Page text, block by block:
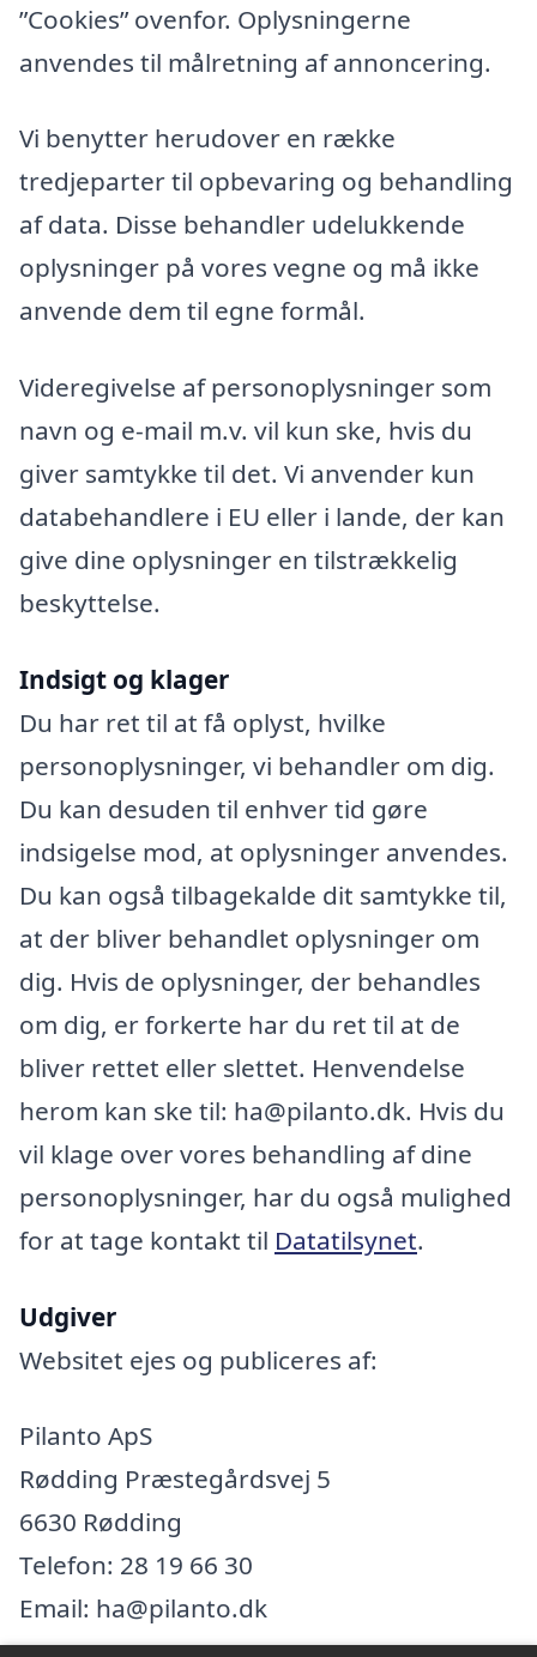
”Cookies” ovenfor. Oplysningerne
anvendes til målretning af annoncering.
Vi benytter herudover en række
tredjeparter til opbevaring og behandling
af data. Disse behandler udelukkende
oplysninger på vores vegne og må ikke
anvende dem til egne formål.
Videregivelse af personoplysninger som
navn og e-mail m.v. vil kun ske, hvis du
giver samtykke til det. Vi anvender kun
databehandlere i EU eller i lande, der kan
give dine oplysninger en tilstrækkelig
beskyttelse.
Indsigt og klager
Du har ret til at få oplyst, hvilke
personoplysninger, vi behandler om dig.
Du kan desuden til enhver tid gøre
indsigelse mod, at oplysninger anvendes.
Du kan også tilbagekalde dit samtykke til,
at der bliver behandlet oplysninger om
dig. Hvis de oplysninger, der behandles
om dig, er forkerte har du ret til at de
bliver rettet eller slettet. Henvendelse
herom kan ske til: ha@pilanto.dk. Hvis du
vil klage over vores behandling af dine
personoplysninger, har du også mulighed
for at tage kontakt til Datatilsynet.
Udgiver
Websitet ejes og publiceres af:
Pilanto ApS
Rødding Præstegårdsvej 5
6630 Rødding
Telefon: 28 19 66 30
Email: ha@pilanto.dk